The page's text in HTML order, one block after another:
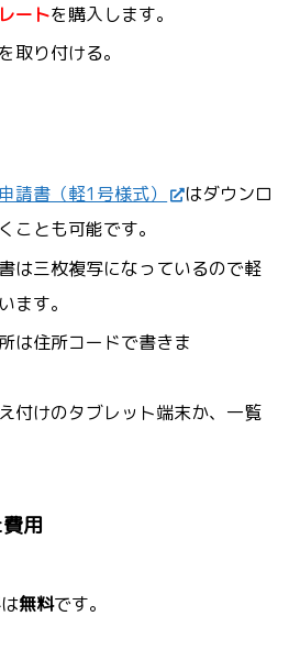
ートを購入します。
取り付ける。
請書（軽1号様式）
はダウンロ
ことも可能です。
は三枚複写になっているので軽
ます。
は住所コードで書きま
。
付けのタブレット端末か、一覧
用
無料です。